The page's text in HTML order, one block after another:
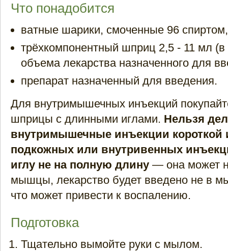
Что понадобится
ватные шарики, смоченные 96 спиртом,
трёхкомпонентный шприц 2,5 - 11 мл (в
объема лекарства назначенного для
препарат назначенный для введения.
Для внутримышечных инъекций
шприцы с длинными иглами. Нельзя
внутримышечные инъекции короткой
подкожных или внутривенных
иглу не на полную длину — она может
мышцы, лекарство будет введено не в
что может привести к воспалению.
Подготовка
Тщательно вымойте руки с мылом.